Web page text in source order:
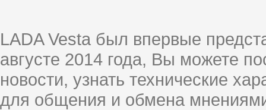
LADA Vesta был впервые
августе 2014 года, Вы можете
новости, узнать технические
для общения и обмена